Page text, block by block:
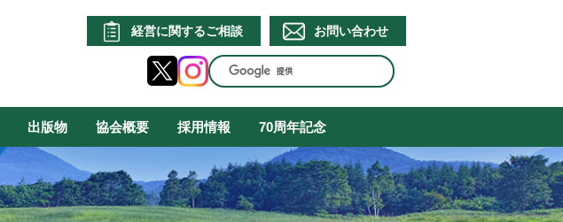
経営に関するご相談 お問い合わせ
出版物 協会概要 採用情報 70周年記念